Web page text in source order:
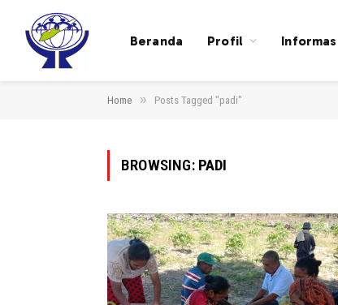
Beranda Profil
Home » Posts Tagged "padi"
BROWSING: PADI